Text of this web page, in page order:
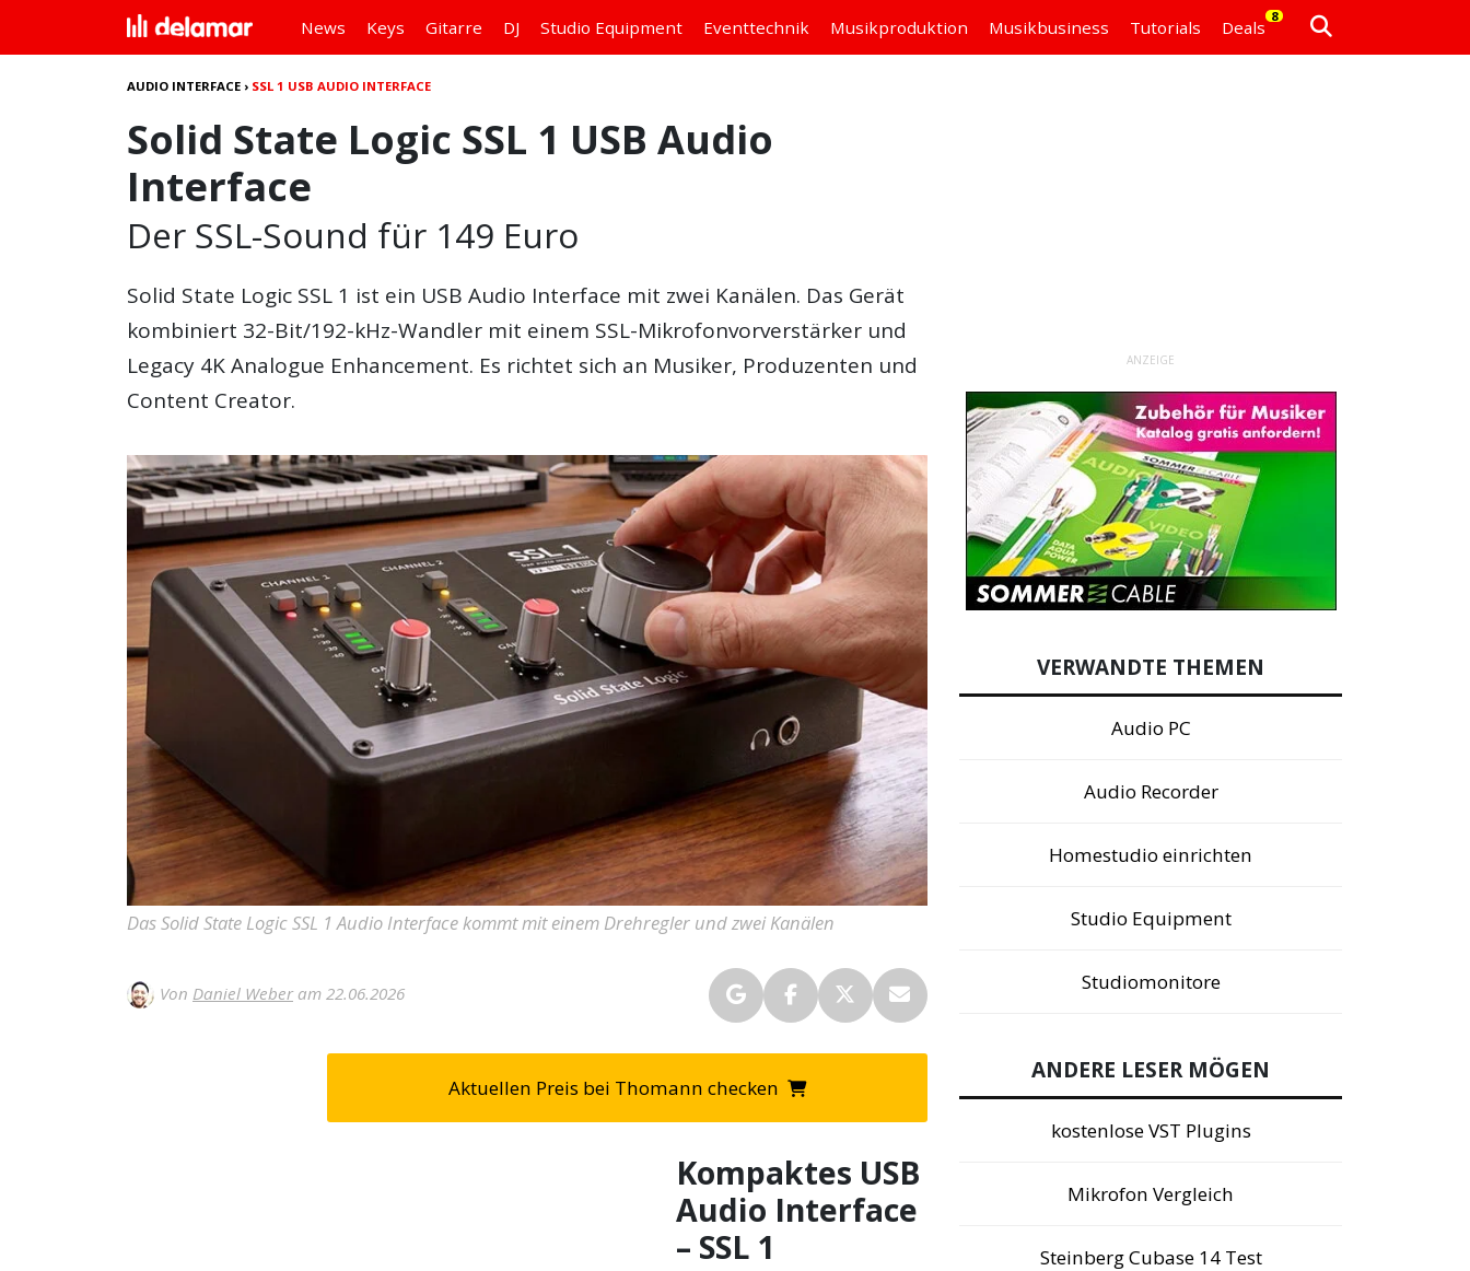
News Keys Gitarre DJ Studio Equipment Eventtechnik Musikproduktion Musikbusiness Tutorials Deals
8
AUDIO INTERFACE › SSL 1 USB AUDIO INTERFACE
Solid State Logic SSL 1 USB Audio
Interface
Der SSL-Sound für 149 Euro
Solid State Logic SSL 1 ist ein USB Audio Interface mit zwei Kanälen. Das Gerät
kombiniert 32-Bit/192-kHz-Wandler mit einem SSL-Mikrofonvorverstärker und
Legacy 4K Analogue Enhancement. Es richtet sich an Musiker, Produzenten und
Content Creator.
Das Solid State Logic SSL 1 Audio Interface kommt mit einem Drehregler und zwei Kanälen
Von Daniel Weber am 22.06.2026
Aktuellen Preis bei Thomann checken
Kompaktes USB
Audio Interface
– SSL 1
ANZEIGE
VERWANDTE THEMEN
Audio PC
Audio Recorder
Homestudio einrichten
Studio Equipment
Studiomonitore
ANDERE LESER MÖGEN
kostenlose VST Plugins
Mikrofon Vergleich
Steinberg Cubase 14 Test